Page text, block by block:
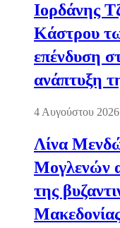
Ιορδάνης
Κάστρου
επένδυση
ανάπτυξη
4 Αυγούστου 2026
Λίνα
Μογλενών
της